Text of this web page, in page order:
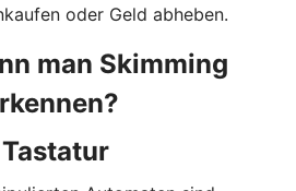
oder Geld abheben.
man Skimming